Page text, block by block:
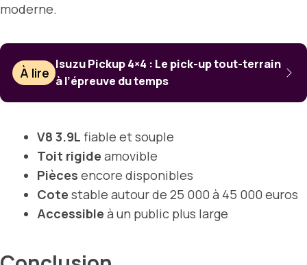
moderne.
À lire
Isuzu Pickup 4×4 : Le pick-up tout-terrain
à l’épreuve du temps
V8 3.9L fiable et souple
Toit rigide amovible
Pièces encore disponibles
Cote stable autour de 25 000 à 45 000 euros
Accessible à un public plus large